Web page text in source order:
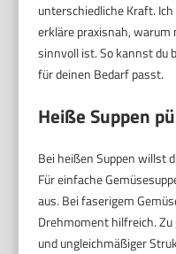
unterschiedliche Kraft.
erkläre praxisnah,
sinnvoll ist. So kannst du
für deinen Bedarf passt.
Heiße Suppen
Bei heißen Suppen willst
Für einfache
aus. Bei faserigem
Drehmoment hilfreich.
und ungleichmäßiger